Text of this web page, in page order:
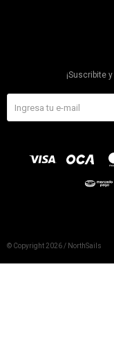
¡Suscribite
© Copyright 2026 / NorthSails